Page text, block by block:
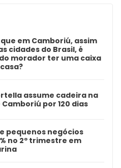
em Camboriú, assim
cidades do Brasil, é
morador ter uma caixa
assume cadeira na
por 120 dias
pequenos negócios
no 2º trimestre em